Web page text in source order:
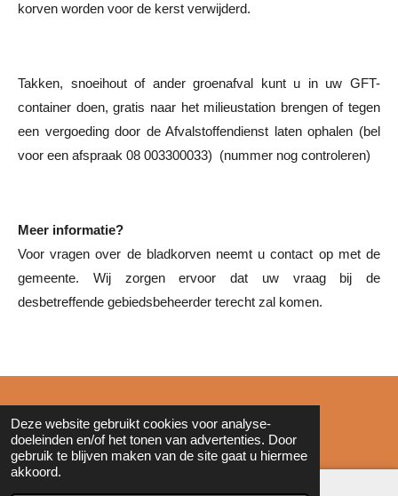
Deze website gebruikt cookies voor analyse-
doeleinden en/of het tonen van advertenties. Door
gebruik te blijven maken van de site gaat u hiermee
akkoord.
korven worden voor de kerst verwijderd.
Takken, snoeihout of ander groenafval kunt u in uw GFT-
container doen, gratis naar het milieustation brengen of tegen
een vergoeding door de Afvalstoffendienst laten ophalen (bel
voor een afspraak 08 003300033) (nummer nog controleren)
Meer informatie?
Voor vragen over de bladkorven neemt u contact op met de
gemeente. Wij zorgen ervoor dat uw vraag bij de
desbetreffende gebiedsbeheerder terecht zal komen.
© 2011 - 2026 Zonderinkt.eu